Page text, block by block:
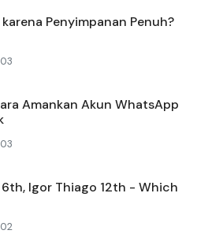
Penyimpanan Penuh?
Amankan Akun WhatsApp
Igor Thiago 12th - Which